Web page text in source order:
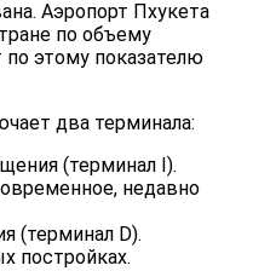
Аэропорт Пхукета
по объему
по этому показателю
два терминала:
(терминал I).
недавно
(терминал D).
постройках.